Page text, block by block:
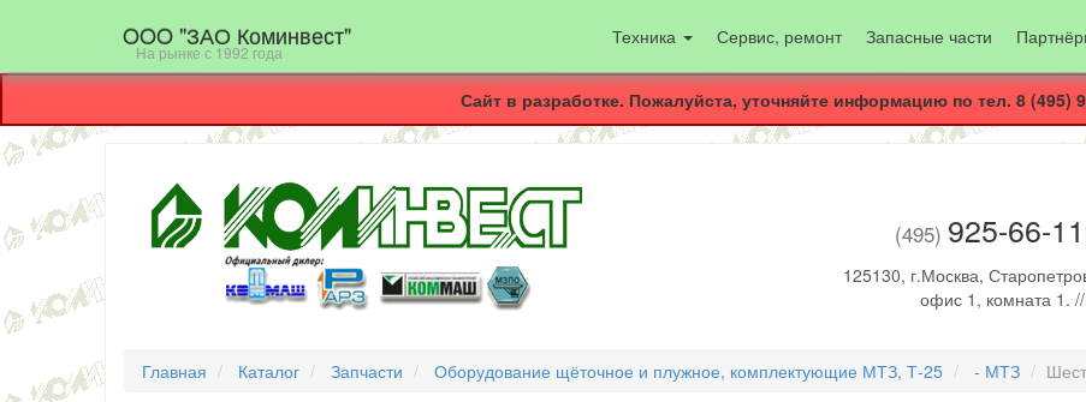
OOO "ЗАО Коминвест"
На рынке с 1992 года
Техника Сервис, ремонт Запасные части
Сайт в разработке. Пожалуйста, уточняйте информацию по тел. 8 (495)
(495) 925-66-11
125130, г.Москва,
офис 1, комната 1. //
Главная Каталог Запчасти Оборудование щёточное и плужное, комплектующие МТЗ, Т-25 - МТЗ